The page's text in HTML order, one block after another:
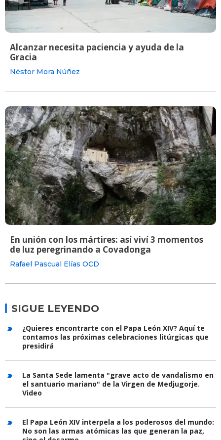
Alcanzar necesita paciencia y ayuda de la
Gracia
Néstor Mora Núñez
En unión con los mártires: así viví 3 momentos
de luz peregrinando a Covadonga
Rafael Pascual Elías OCD
SIGUE LEYENDO
¿Quieres encontrarte con el Papa León XIV? Aquí te
contamos las próximas celebraciones litúrgicas que
presidirá
La Santa Sede lamenta "grave acto de vandalismo en
el santuario mariano" de la Virgen de Medjugorje.
Video
El Papa León XIV interpela a los poderosos del mundo:
No son las armas atómicas las que generan la paz,